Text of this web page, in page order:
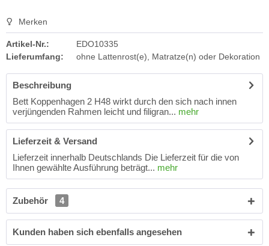
Merken
Artikel-Nr.:
EDO10335
Lieferumfang:
ohne Lattenrost(e), Matratze(n) oder Dekoration
Beschreibung
Bett Koppenhagen 2 H48 wirkt durch den sich nach innen
verjüngenden Rahmen leicht und filigran... mehr
Lieferzeit & Versand
Lieferzeit innerhalb Deutschlands Die Lieferzeit für die von
Ihnen gewählte Ausführung beträgt... mehr
Zubehör 4
Kunden haben sich ebenfalls angesehen